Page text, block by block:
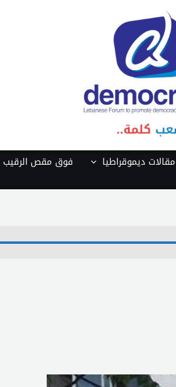
مقالات ديموقراطيا فوق مقص الرقيب